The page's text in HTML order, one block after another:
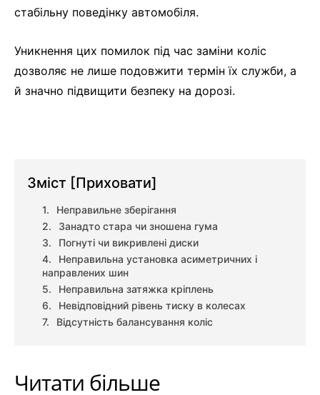
стабільну поведінку автомобіля.
Уникнення цих помилок під час заміни коліс
дозволяє не лише подовжити термін їх служби, а
й значно підвищити безпеку на дорозі.
Зміст [Приховати]
Неправильне зберігання
Занадто стара чи зношена гума
Погнуті чи викривлені диски
Неправильна установка асиметричних і
направлених шин
Неправильна затяжка кріплень
Невідповідний рівень тиску в колесах
Відсутність балансування коліс
Читати більше